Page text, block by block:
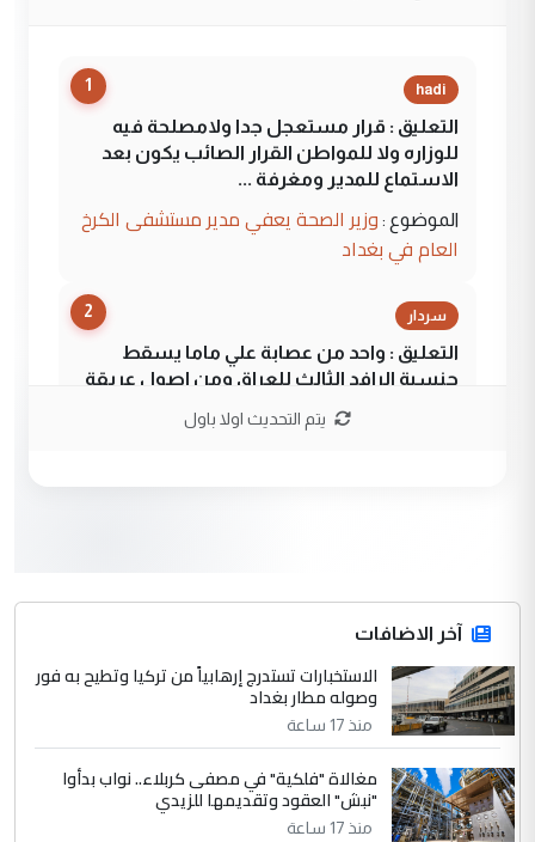
1 hadi
التعليق : قرار مستعجل جدا ولامصلحة فيه
للوزاره ولا للمواطن القرار الصائب يكون بعد
الاستماع للمدير ومغرفة ...
الموضوع : وزير الصحة يعفي مدير مستشفى الكرخ
العام في بغداد
2 سردار
التعليق : واحد من عصابة علي ماما يسقط
جنسية الرافد الثالث للعراق ومن اصول عريقة
جنسية الرافد الثالث للعراق ومن اصول عريقة
ابا فرات ...
الموضوع :
الجواهري يرد على صدام حسين سل
مضجعيك يابن الزنا (نص كامل)
حيدر عاشور
التعليق : تحياتي لك استاذ حامدتركان. كلام
دقيق ومسؤول؛ فالاستثمار الحقيقي للإنسان
يتم التحديث اولا باول
آخر الاضافات
الاستخبارات تستدرج إرهابياً من تركيا وتطيح به فور
وصوله مطار بغداد
منذ 17 ساعة
مغالاة "فلكية" في مصفى كربلاء.. نواب بدأوا
"نبش" العقود وتقديمها للزيدي
منذ 17 ساعة